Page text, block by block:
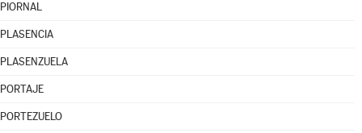
PIORNAL
PLASENCIA
PLASENZUELA
PORTAJE
PORTEZUELO